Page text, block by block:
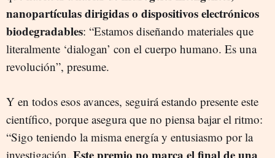
nanopartículas dirigidas o dispositivos electrónicos
biodegradables: “Estamos diseñando materiales que
literalmente ‘dialogan’ con el cuerpo humano. Es una
revolución”, presume.
Y en todos esos avances, seguirá estando presente este
científico, porque asegura que no piensa bajar el ritmo:
“Sigo teniendo la misma energía y entusiasmo por la
investigación. Este premio no marca el final de una